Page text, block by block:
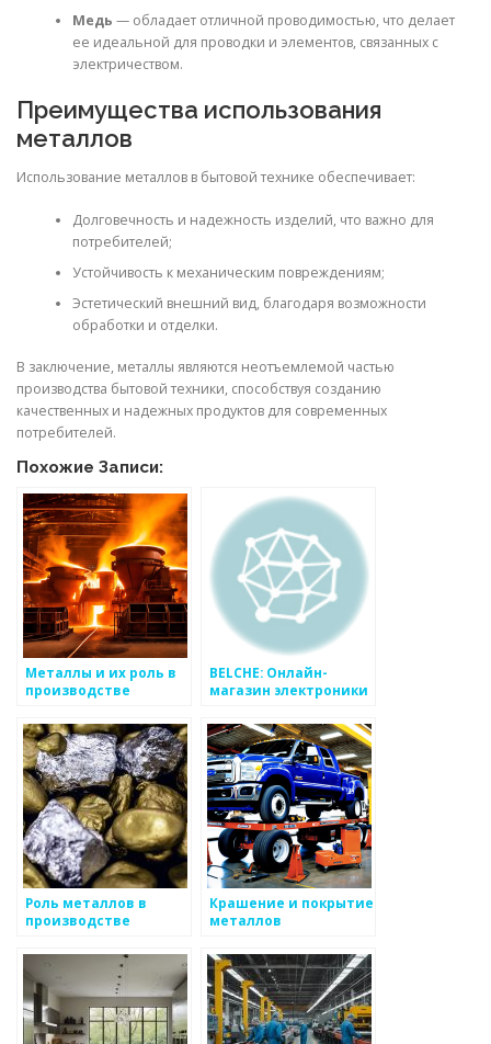
Медь — обладает отличной проводимостью, что делает
ее идеальной для проводки и элементов, связанных с
электричеством.
Преимущества использования
металлов
Использование металлов в бытовой технике обеспечивает:
Долговечность и надежность изделий, что важно для
потребителей;
Устойчивость к механическим повреждениям;
Эстетический внешний вид, благодаря возможности
обработки и отделки.
В заключение, металлы являются неотъемлемой частью
производства бытовой техники, способствуя созданию
качественных и надежных продуктов для современных
потребителей.
Похожие Записи:
Металлы и их роль в
производстве
BELCHE: Онлайн-
магазин электроники
Роль металлов в
производстве
Крашение и покрытие
металлов